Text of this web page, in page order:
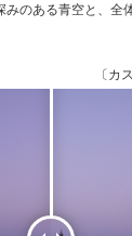
みのある青空と、全
〔カ